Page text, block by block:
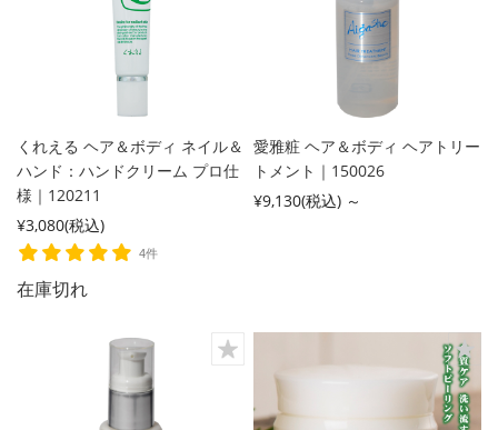
くれえる ヘア＆ボディ ネイル＆
ハンド：ハンドクリーム プロ仕
様｜120211
¥3,080(税込)
4件
在庫切れ
愛雅粧 ヘア＆ボディ ヘアトリー
トメント｜150026
¥9,130(税込) ～